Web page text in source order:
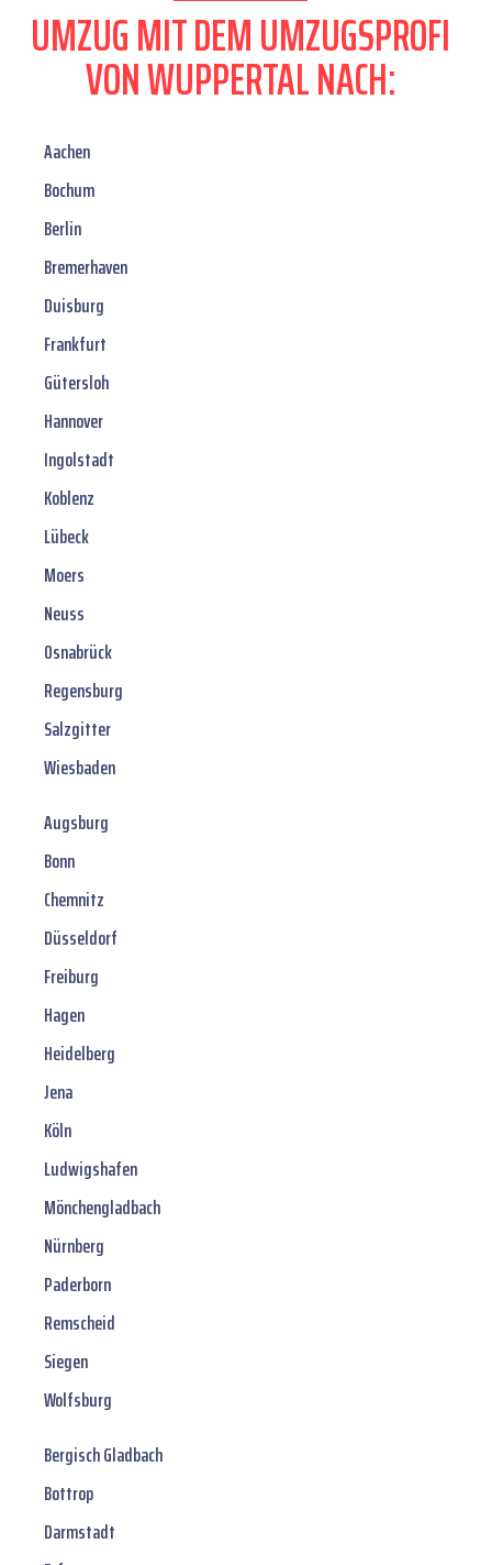
UMZUG MIT DEM UMZUGSPROFI
VON WUPPERTAL NACH:
Aachen
Bochum
Berlin
Bremerhaven
Duisburg
Frankfurt
Gütersloh
Hannover
Ingolstadt
Koblenz
Lübeck
Moers
Neuss
Osnabrück
Regensburg
Salzgitter
Wiesbaden
Augsburg
Bonn
Chemnitz
Düsseldorf
Freiburg
Hagen
Heidelberg
Jena
Köln
Ludwigshafen
Mönchengladbach
Nürnberg
Paderborn
Remscheid
Siegen
Wolfsburg
Bergisch Gladbach
Bottrop
Darmstadt